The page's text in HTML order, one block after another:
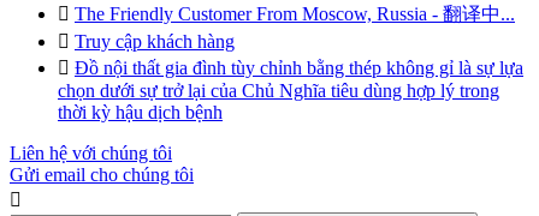
 The Friendly Customer From Moscow, Russia - 翻译中...
 Truy cập khách hàng
 Đồ nội thất gia đình tùy chỉnh bằng thép không gỉ là sự lựa
chọn dưới sự trở lại của Chủ Nghĩa tiêu dùng hợp lý trong
thời kỳ hậu dịch bệnh
Liên hệ với chúng tôi
Gửi email cho chúng tôi
